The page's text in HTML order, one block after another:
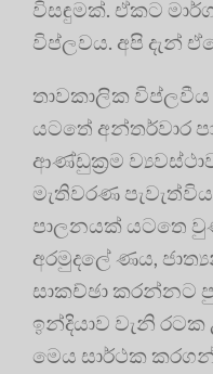
විසඳුමක්. ඒකට
විප්ලවය. අපි දැන්
තාවකාලික
යටතේ අන්තර්වාර
ආණ්ඩුක්‍රම
මැතිවරණ
පාලනයක් යටතෙ
අරමුදලේ ණය,
සාකච්ඡා කරන්නට
ඉන්දියාව වැනි
මෙය සාර්ථක